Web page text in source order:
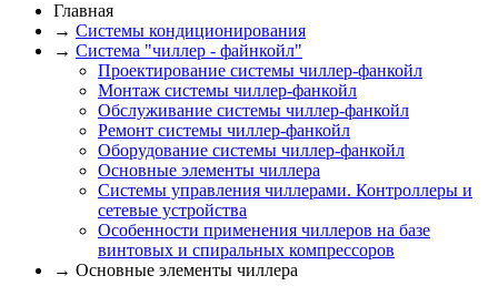
Главная
→ Системы кондиционирования
→ Система "чиллер - файнкойл"
Проектирование системы чиллер-фанкойл
Монтаж системы чиллер-фанкойл
Обслуживание системы чиллер-фанкойл
Ремонт системы чиллер-фанкойл
Оборудование системы чиллер-фанкойл
Основные элементы чиллера
Системы управления чиллерами. Контроллеры и
сетевые устройства
Особенности применения чиллеров на базе
винтовых и спиральных компрессоров
→ Основные элементы чиллера